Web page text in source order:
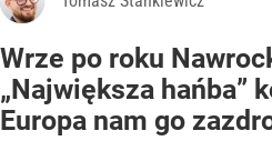
Wrze po roku
„Największa hańba”
Europa nam go